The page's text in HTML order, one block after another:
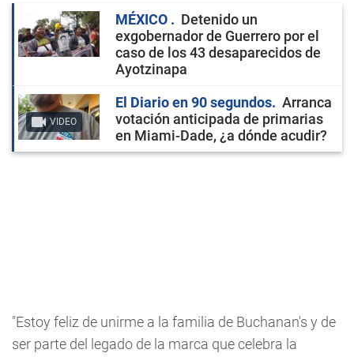
MÉXICO
Detenido un
exgobernador de Guerrero por el
caso de los 43 desaparecidos de
Ayotzinapa
VIDEO
El Diario en 90 segundos
Arranca
votación anticipada de primarias
en Miami-Dade, ¿a dónde acudir?
"Estoy feliz de unirme a la familia de Buchanan's y de
ser parte del legado de la marca que celebra la